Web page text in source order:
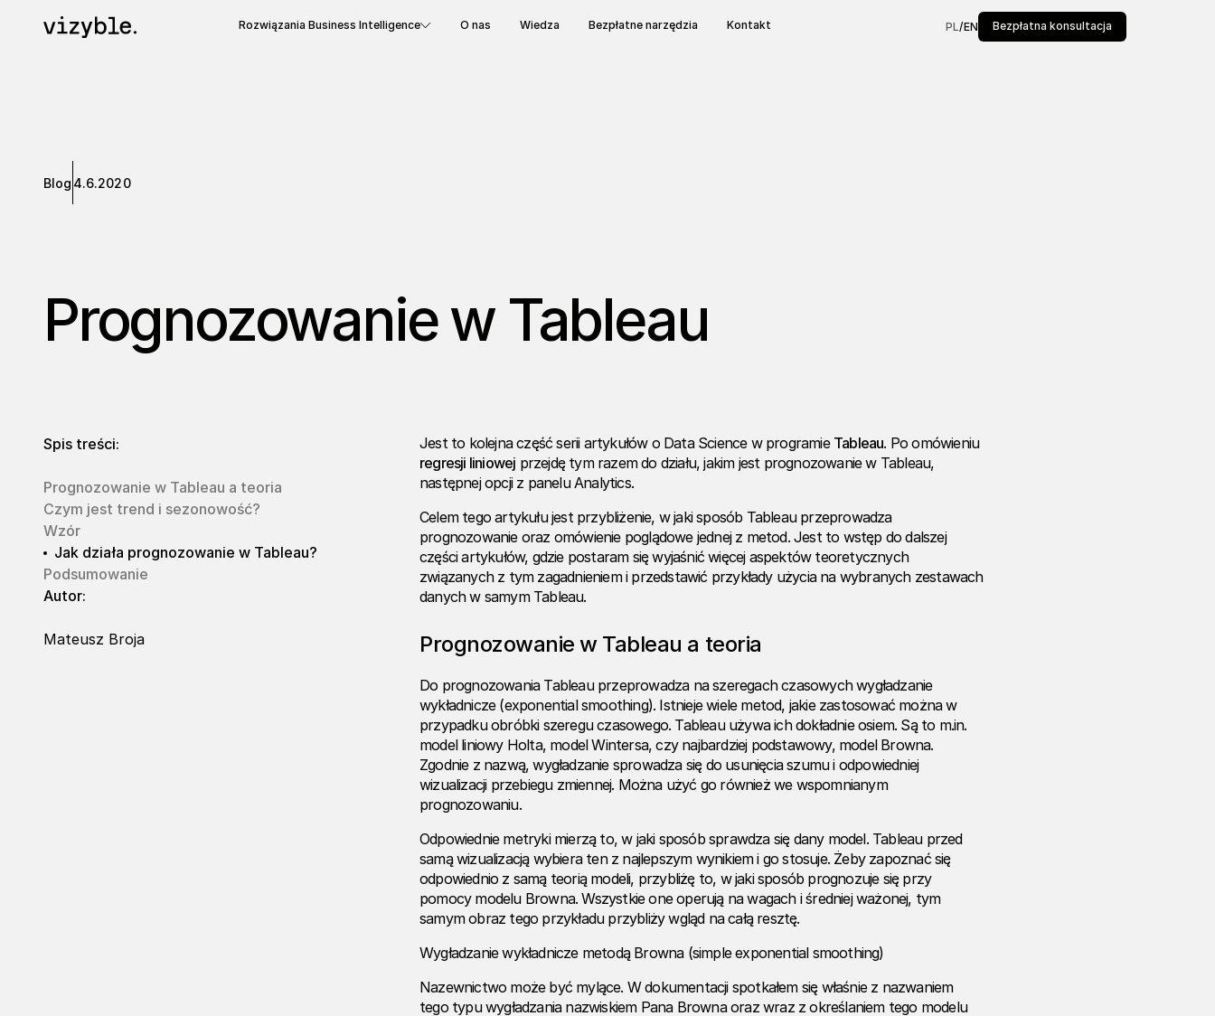
Rozwiązania Business Intelligence O nas Wiedza Bezpłatne narzędzia Kontakt PL/EN Bezpłatna konsultacja
Blog 4.6.2020
Prognozowanie w Tableau
Spis treści:
Prognozowanie w Tableau a teoria
Czym jest trend i sezonowość?
Wzór
Jak działa prognozowanie w Tableau?
Podsumowanie
Autor:
Mateusz Broja
Jest to kolejna część serii artykułów o Data Science w programie Tableau. Po omówieniu
regresji liniowej przejdę tym razem do działu, jakim jest prognozowanie w Tableau,
następnej opcji z panelu Analytics.
Celem tego artykułu jest przybliżenie, w jaki sposób Tableau przeprowadza
prognozowanie oraz omówienie poglądowe jednej z metod. Jest to wstęp do dalszej
części artykułów, gdzie postaram się wyjaśnić więcej aspektów teoretycznych
związanych z tym zagadnieniem i przedstawić przykłady użycia na wybranych zestawach
danych w samym Tableau.
Prognozowanie w Tableau a teoria
Do prognozowania Tableau przeprowadza na szeregach czasowych wygładzanie
wykładnicze (exponential smoothing). Istnieje wiele metod, jakie zastosować można w
przypadku obróbki szeregu czasowego. Tableau używa ich dokładnie osiem. Są to m.in.
model liniowy Holta, model Wintersa, czy najbardziej podstawowy, model Browna.
Zgodnie z nazwą, wygładzanie sprowadza się do usunięcia szumu i odpowiedniej
wizualizacji przebiegu zmiennej. Można użyć go również we wspomnianym
prognozowaniu.
Odpowiednie metryki mierzą to, w jaki sposób sprawdza się dany model. Tableau przed
samą wizualizacją wybiera ten z najlepszym wynikiem i go stosuje. Żeby zapoznać się
odpowiednio z samą teorią modeli, przybliżę to, w jaki sposób prognozuje się przy
pomocy modelu Browna. Wszystkie one operują na wagach i średniej ważonej, tym
samym obraz tego przykładu przybliży wgląd na całą resztę.
Wygładzanie wykładnicze metodą Browna (simple exponential smoothing)
Nazewnictwo może być mylące. W dokumentacji spotkałem się właśnie z nazwaniem
tego typu wygładzania nazwiskiem Pana Browna oraz wraz z określaniem tego modelu